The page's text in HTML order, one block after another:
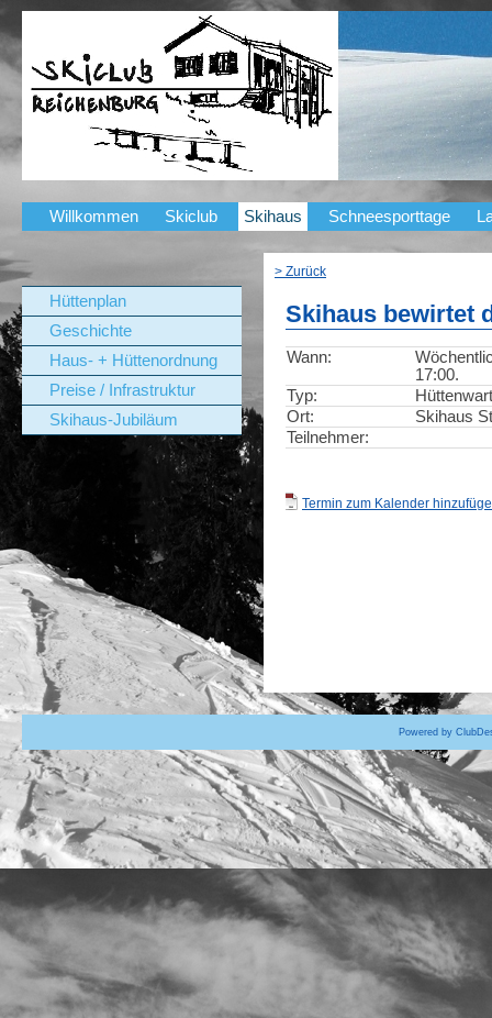
Willkommen Skiclub Skihaus Schneesporttage
Hüttenplan
Geschichte
Haus- + Hüttenordnung
Preise / Infrastruktur
Skihaus-Jubiläum
> Zurück
Skihaus bewirtet
Wann:
17:00.
Typ:
Hüttenwart
Ort:
Skihaus
Teilnehmer:
Termin zum Kalender
Powered by